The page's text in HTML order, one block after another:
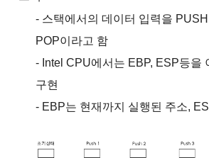
- 스택에서의 데이터 입력을
POP이라고 함
- Intel CPU에서는 EBP, ESP등을
구현
- EBP는 현재까지 실행된 주소,